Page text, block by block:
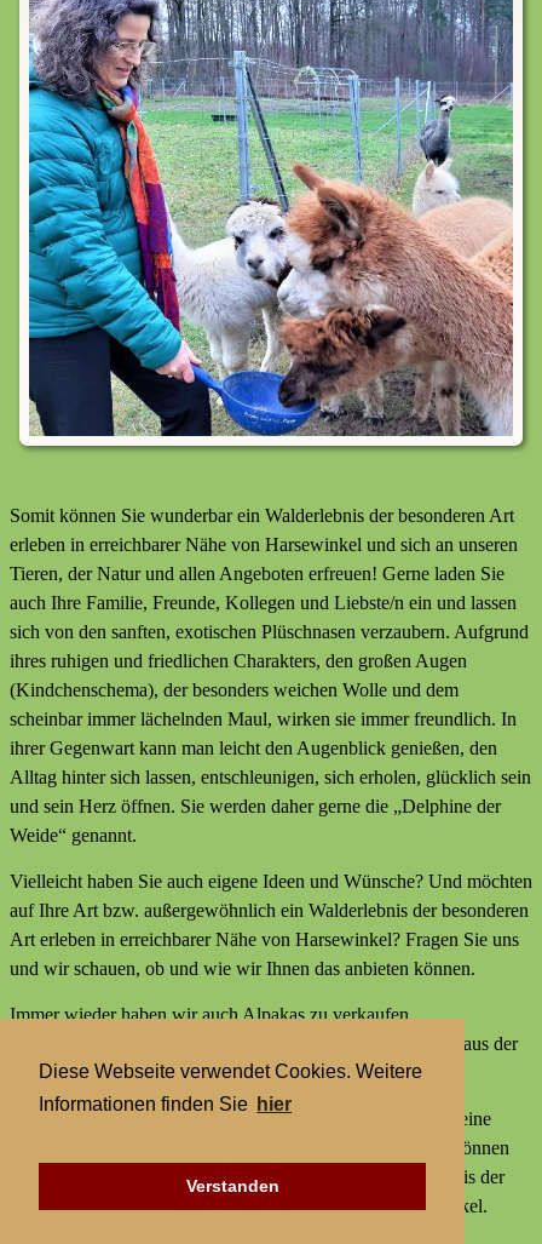
Diese Webseite verwendet Cookies. Weitere
Informationen finden Sie hier
Verstanden
Somit können Sie wunderbar ein Walderlebnis der besonderen Art
erleben in erreichbarer Nähe von Harsewinkel und sich an unseren
Tieren, der Natur und allen Angeboten erfreuen! Gerne laden Sie
auch Ihre Familie, Freunde, Kollegen und Liebste/n ein und lassen
sich von den sanften, exotischen Plüschnasen verzaubern. Aufgrund
ihres ruhigen und friedlichen Charakters, den großen Augen
(Kindchenschema), der besonders weichen Wolle und dem
scheinbar immer lächelnden Maul, wirken sie immer freundlich. In
ihrer Gegenwart kann man leicht den Augenblick genießen, den
Alltag hinter sich lassen, entschleunigen, sich erholen, glücklich sein
und sein Herz öffnen. Sie werden daher gerne die „Delphine der
Weide“ genannt.
Vielleicht haben Sie auch eigene Ideen und Wünsche? Und möchten
auf Ihre Art bzw. außergewöhnlich ein Walderlebnis der besonderen
Art erleben in erreichbarer Nähe von Harsewinkel? Fragen Sie uns
und wir schauen, ob und wie wir Ihnen das anbieten können.
Immer wieder haben wir auch Alpakas zu verkaufen,
Alpakaprodukte, z.B. Alpakaseife oder Alpaka-Bettdecken aus der
Wolle unserer Tiere und außerdem kleine Geschenke.
Wir bieten keine externen Aktivitäten mit Alpakas an und keine
Alpaka-Wanderungen. Aber statt einer Alpakawanderung können
Sie bei uns Alpakas Mal anders erleben und ein Walderlebnis der
besonderen Art erleben in erreichbarer Nähe von Harsewinkel.